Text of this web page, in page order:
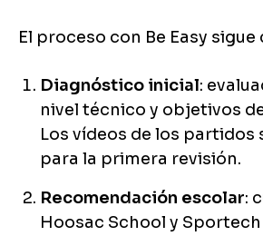
El proceso con Be Easy
Diagnóstico inicial:
nivel técnico y objetivos
Los vídeos de los partidos
para la primera revisión.
Recomendación escolar:
Hoosac School y